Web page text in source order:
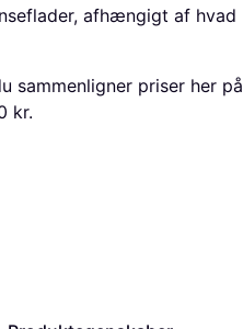
afhængigt af hvad
sammenligner priser her på
kr.